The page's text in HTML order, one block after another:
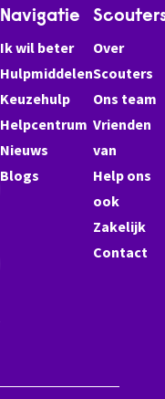
Navigatie
Ik wil beter
Hulpmiddelen
Keuzehulp
Helpcentrum
Nieuws
Blogs
Over
Scouters
Ons team
Vrienden
van
Help ons
ook
Zakelijk
Contact